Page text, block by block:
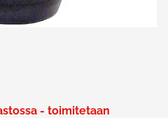
- toimitetaan